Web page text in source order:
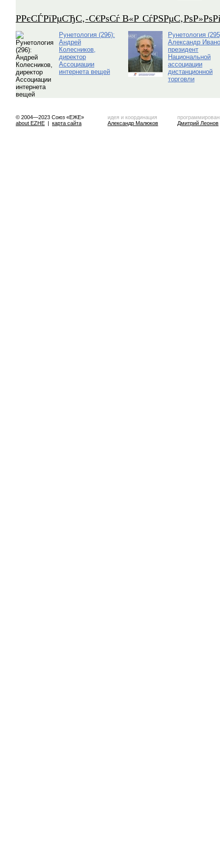
Р­РєСЃРїРµСЂС‚-С€РѕСѓ В«Р
Рунетология (296):
Андрей
Колесников,
директор
Ассоциации
интернета вещей
Рунетология
Александр
президент
Национальной
ассоциации
дистанционной
торговли
© 2004—2023 Союз «ЕЖЕ»
about EZHE | карта сайта
идея и координация
Александр Малюков
Дмитрий Леонов